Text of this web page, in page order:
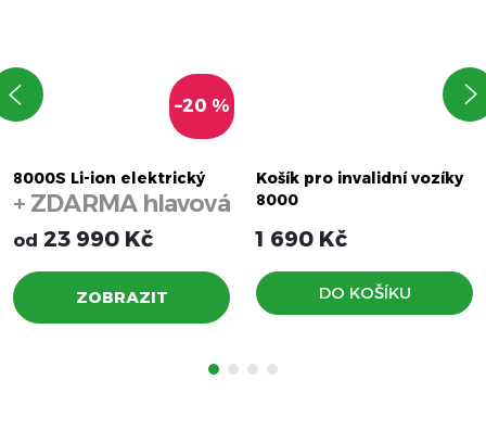
–20 %
8000S Li-ion elektrický
invalidní vozík
+ ZDARMA hlavová
opěrka
od 23 990 Kč
ZOBRAZIT
Košík pro invalidní vozíky
8000
1 690 Kč
DO KOŠÍKU